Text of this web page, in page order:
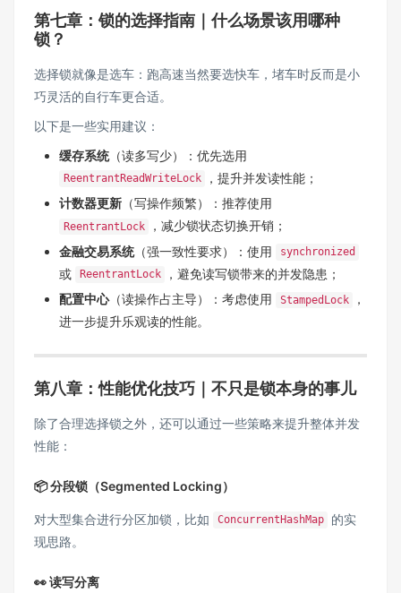
第七章：锁的选择指南｜什么场景该用哪种
锁？
选择锁就像是选车：跑高速当然要选快车，堵车时反而是小
巧灵活的自行车更合适。
以下是一些实用建议：
缓存系统（读多写少）：优先选用
ReentrantReadWriteLock
，提升并发读性能；
计数器更新 （写操作频繁）：推荐使用
ReentrantLock
，减少锁状态切换开销；
金融交易系统（强一致性要求）：使用 synchronized
或 ReentrantLock
，避免读写锁带来的并发隐患；
配置中心（读操作占主导）：考虑使用 StampedLock
，
进一步提升乐观读的性能。
第八章：性能优化技巧｜不只是锁本身的事儿
除了合理选择锁之外，还可以通过一些策略来提升整体并发
性能：
📦 分段锁（Segmented Locking）
对大型集合进行分区加锁，比如 ConcurrentHashMap
的实
现思路。
👀 读写分离